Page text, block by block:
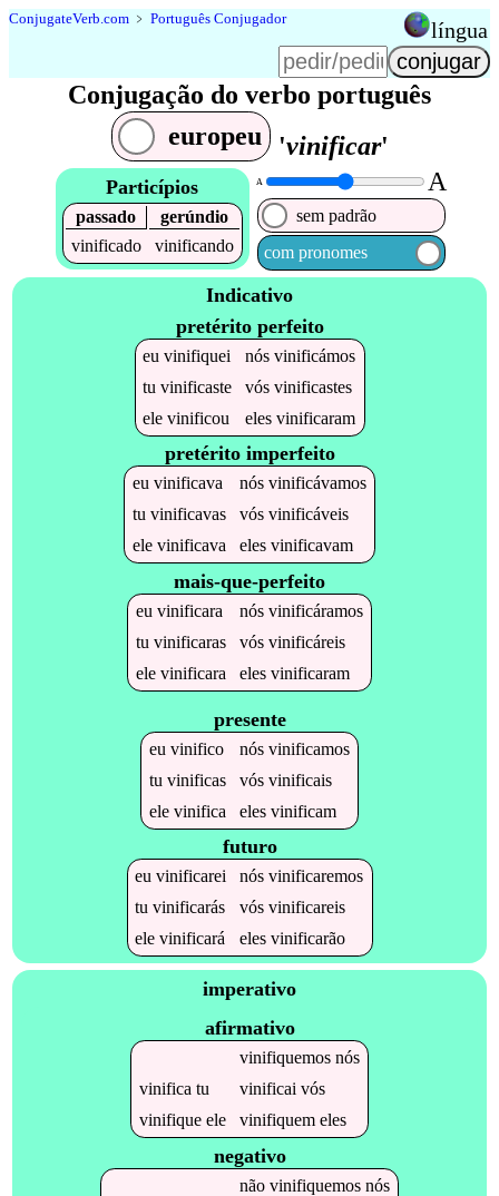
ConjugateVerb.com ﹥ Português Conjugador língua
Conjugação do verbo português
europeu
'vinificar'
Particípios
passado
gerúndio
vinificado
vinificando
A A
sem padrão
com pronomes
Indicativo
pretérito perfeito
euvinifiquei nósvinificámos
tuvinificaste vósvinificastes
elevinificou elesvinificaram
pretérito imperfeito
eu vinificava nós vinificávamos
tu vinificavas vós vinificáveis
ele vinificava eles vinificavam
mais-que-perfeito
eu vinificara nós vinificáramos
tu vinificaras vós vinificáreis
ele vinificara eles vinificaram
presente
eu vinifico nós vinificamos
tu vinificas vós vinificais
ele vinifica eles vinificam
futuro
euvinificarei nósvinificaremos
tuvinificarás vósvinificareis
elevinificará elesvinificarão
imperativo
afirmativo
vinifiquemosnós
vinifica tu vinificai vós
vinifiqueele vinifiquemeles
negativo
não vinifiquemosnós